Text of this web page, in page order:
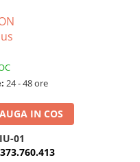
24 - 48 ore
IN COS
01